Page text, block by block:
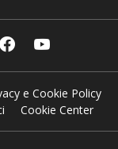
e Cookie Policy
Cookie Center